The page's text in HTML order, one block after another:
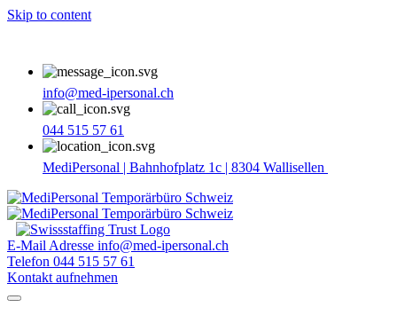
Skip to content
info@med-ipersonal.ch
044 515 57 61
MediPersonal | Bahnhofplatz 1c | 8304 Wallisellen
E-Mail Adresse info@med-ipersonal.ch
Telefon 044 515 57 61
Kontakt aufnehmen